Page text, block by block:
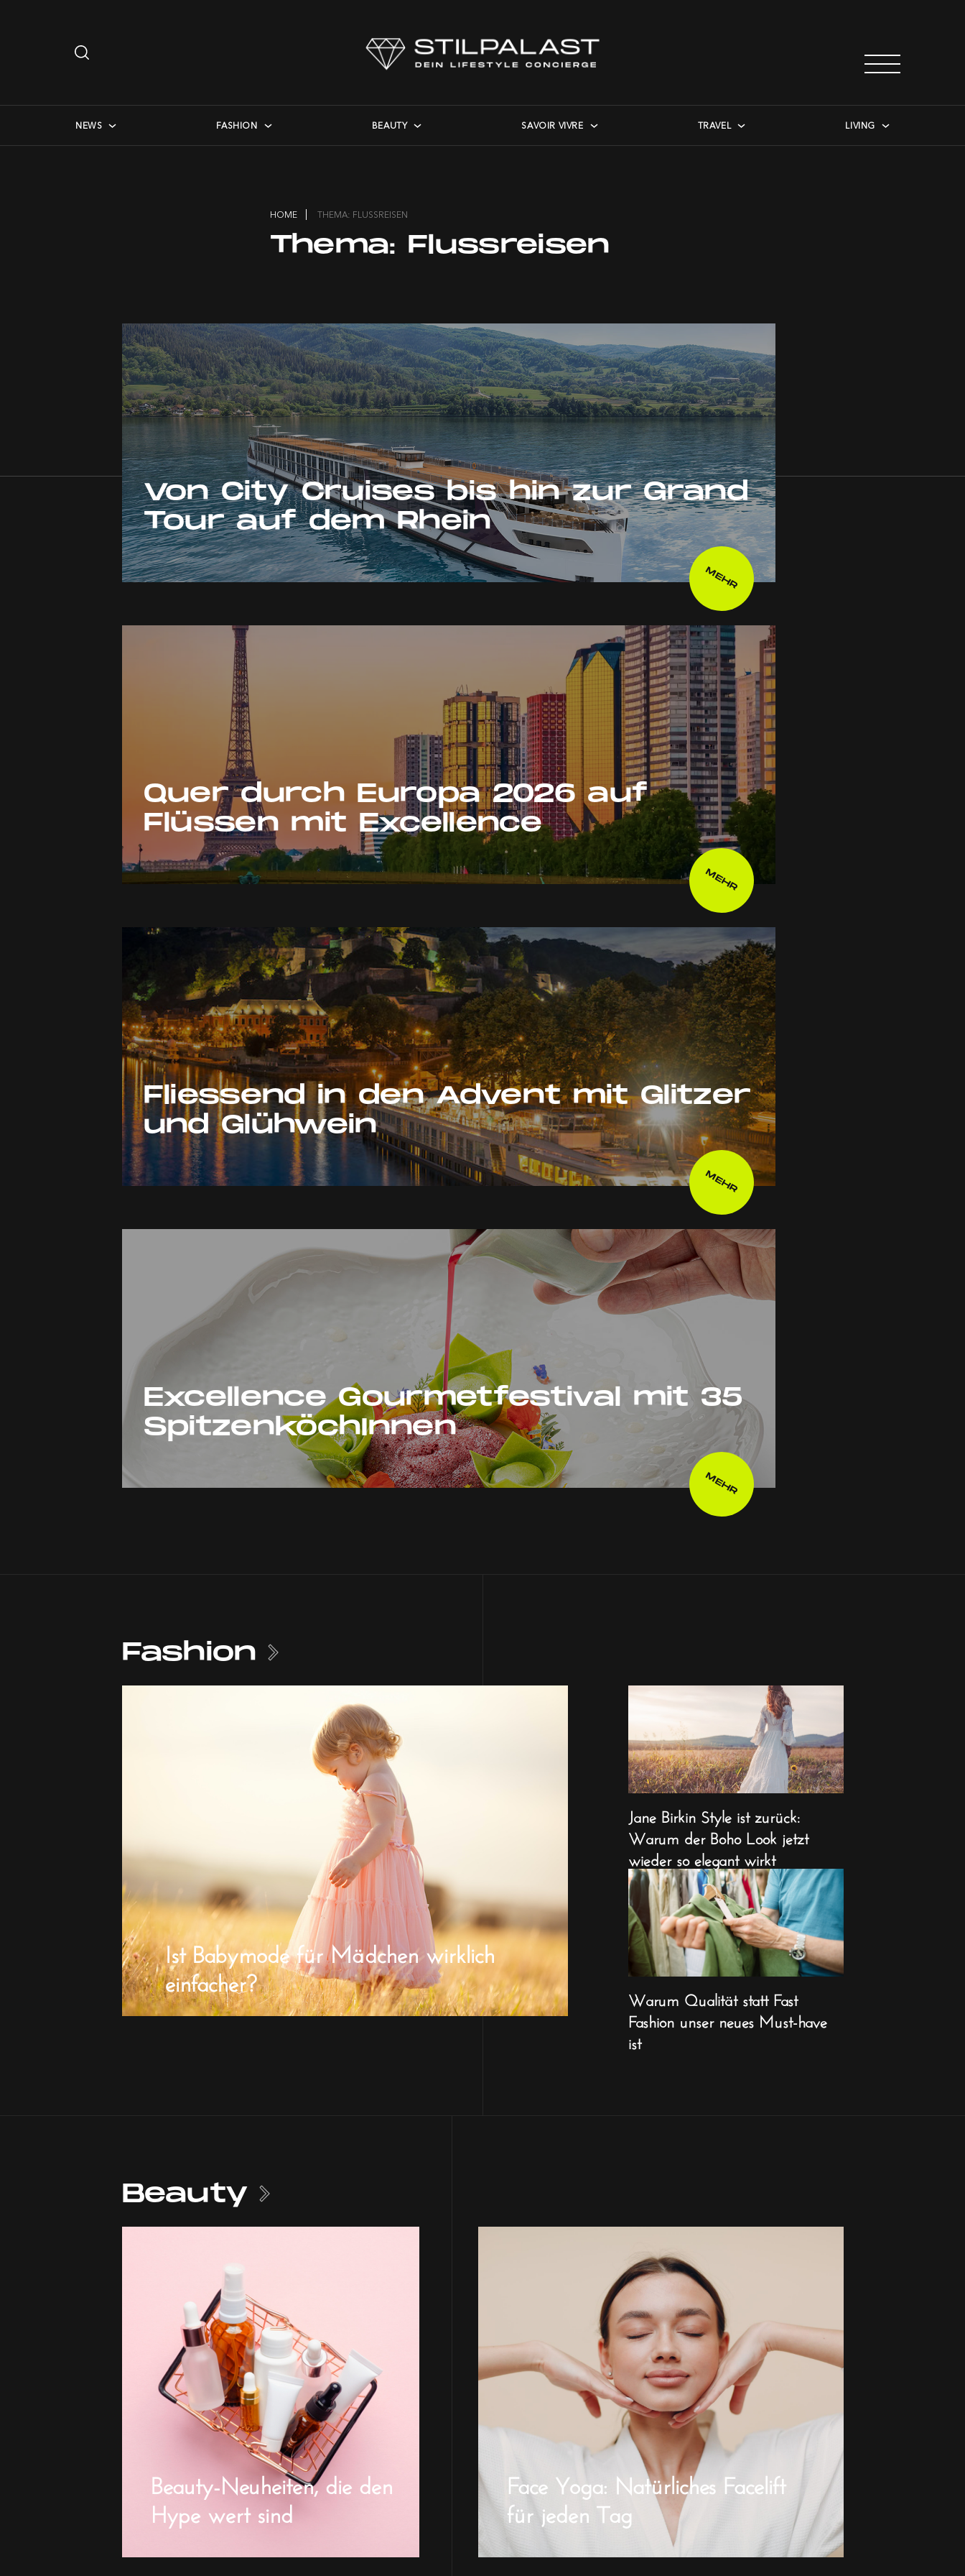
…
NEWS FASHION BEAUTY SAVOIR VIVRE TRAVEL LIVING
HOME THEMA: FLUSSREISEN
Thema: Flussreisen
Von City Cruises bis hin zur Grand
Tour auf dem Rhein
MEHR
Quer durch Europa 2026 auf
Flüssen mit Excellence
MEHR
Fliessend in den Advent mit Glitzer
und Glühwein
MEHR
Excellence Gourmetfestival mit 35
SpitzenköchInnen
MEHR
Fashion
Ist Babymode für Mädchen wirklich
einfacher?
Jane Birkin Style ist zurück:
Warum der Boho Look jetzt
wieder so elegant wirkt
Warum Qualität statt Fast
Fashion unser neues Must-have
ist
Beauty
Beauty-Neuheiten, die den
Hype wert sind
Face Yoga: Natürliches Facelift
für jeden Tag